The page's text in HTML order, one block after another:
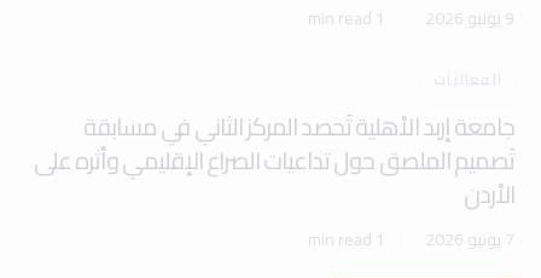
9 يونيو 2026 1 min read
الفعاليات
جامعة إربد الأهلية تَحصد المركز الثاني في مسابقة
تَصميم الملصق حول تداعيات الصراع الإقليمي وأثره على
الأردن
7 يونيو 2026 1 min read